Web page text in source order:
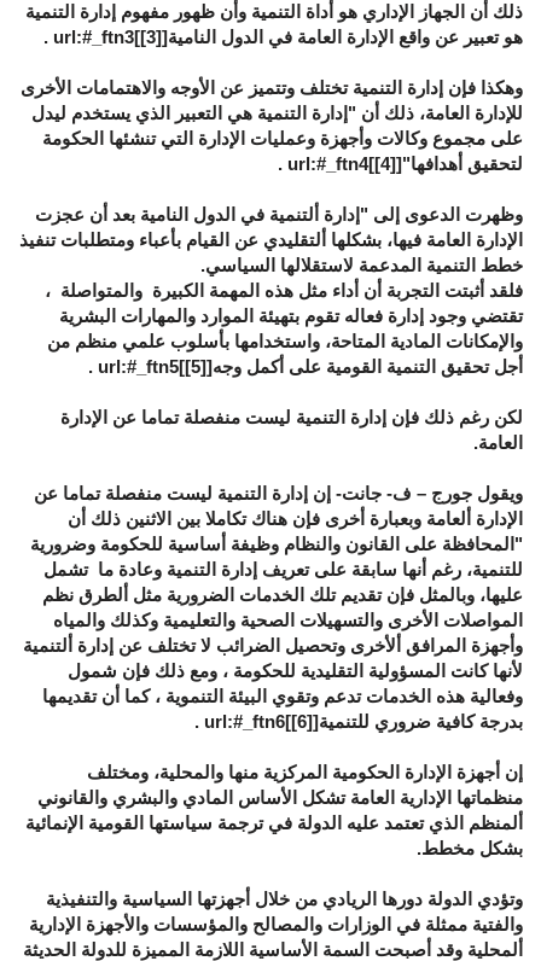
ذلك أن الجهاز الإداري هو أداة التنمية وأن ظهور مفهوم إدارة التنمية
هو تعبير عن واقع الإدارة العامة في الدول النامية[[3]
]url:#_ftn3 .
وهكذا فإن إدارة التنمية تختلف وتتميز عن الأوجه والاهتمامات الأخرى
للإدارة العامة، ذلك أن "إدارة التنمية هي التعبير الذي يستخدم ليدل
على مجموع وكالات وأجهزة وعمليات الإدارة التي تنشئها الحكومة
لتحقيق أهدافها"[[4]
]url:#_ftn4 .
وظهرت الدعوى إلى "إدارة ألتنمية في الدول النامية بعد أن عجزت
الإدارة العامة فيها، بشكلها ألتقليدي عن القيام بأعباء ومتطلبات تنفيذ
خطط التنمية المدعمة لاستقلالها السياسي.
فلقد أثبتت التجربة أن أداء مثل هذه المهمة الكبيرة والمتواصلة ،
تقتضي وجود إدارة فعاله تقوم بتهيئة الموارد والمهارات البشرية
والإمكانات المادية المتاحة، واستخدامها بأسلوب علمي منظم من
أجل تحقيق التنمية القومية على أكمل وجه[[5]
]url:#_ftn5 .
لكن رغم ذلك فإن إدارة التنمية ليست منفصلة تماما عن الإدارة
العامة.
ويقول جورج – ف- جانت- إن إدارة التنمية ليست منفصلة تماما عن
الإدارة ألعامة وبعبارة أخرى فإن هناك تكاملا بين الاثنين ذلك أن
"المحافظة على القانون والنظام وظيفة أساسية للحكومة وضرورية
للتنمية، رغم أنها سابقة على تعريف إدارة التنمية وعادة ما تشمل
عليها، وبالمثل فإن تقديم تلك الخدمات الضرورية مثل ألطرق نظم
المواصلات الأخرى والتسهيلات الصحية والتعليمية وكذلك والمياه
وأجهزة المرافق ألأخرى وتحصيل الضرائب لا تختلف عن إدارة ألتنمية
لأنها كانت المسؤولية التقليدية للحكومة ، ومع ذلك فإن شمول
وفعالية هذه الخدمات تدعم وتقوي البيئة التنموية ، كما أن تقديمها
بدرجة كافية ضروري للتنمية[[6]
]url:#_ftn6 .
إن أجهزة الإدارة الحكومية المركزية منها والمحلية، ومختلف
منظماتها الإدارية العامة تشكل الأساس المادي والبشري والقانوني
ألمنظم الذي تعتمد عليه الدولة في ترجمة سياستها القومية الإنمائية
بشكل مخطط.
وتؤدي الدولة دورها الريادي من خلال أجهزتها السياسية والتنفيذية
والفتية ممثلة في الوزارات والمصالح والمؤسسات والأجهزة الإدارية
ألمحلية وقد أصبحت السمة الأساسية اللازمة المميزة للدولة الحديثة